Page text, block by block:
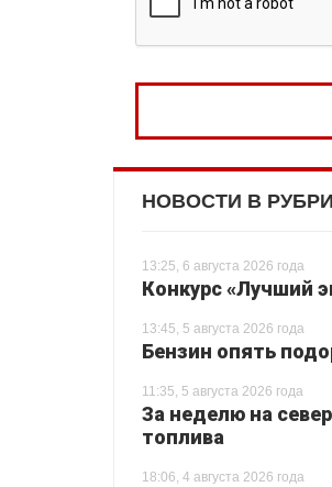
НОВОСТИ В
13:25, 6 августа 2026 года
Конкурс «Лучший
13:45, 5 августа 2026 года
Бензин опять
11:35, 5 августа 2026 года
За неделю на
топлива
18:06, 4 августа 2026 года